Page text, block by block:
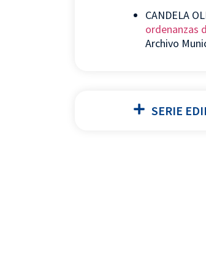
CANDELA
ordenanzas
Archivo
SERIE